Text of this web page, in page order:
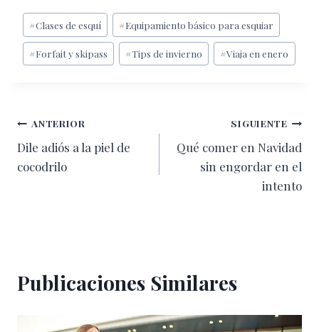
Etiquetas
de
la
#Clases de esquí #Equipamiento básico para esquiar
#Forfait y skipass #Tips de invierno #Viaja en enero
Navegación
de
ANTERIOR
Dile adiós a la piel de
cocodrilo
SIGUIENTE
Qué comer en Navidad
sin engordar en el
intento
Publicaciones Similares